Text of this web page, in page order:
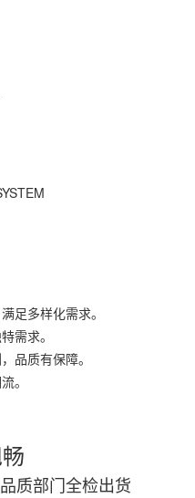
足多样化需求。
需求。
品质有保障。
。
质部门全检出货